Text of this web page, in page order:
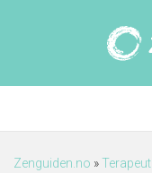
Zenguiden.no »Terapeut